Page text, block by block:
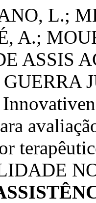
L.;
A.;
ASSIS